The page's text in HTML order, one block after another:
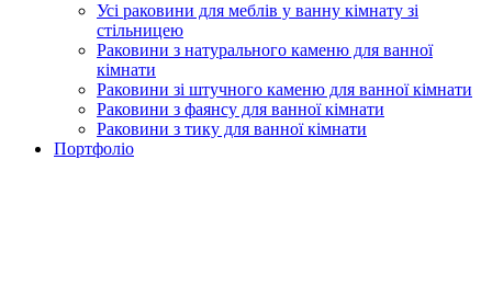
Усі раковини для меблів у ванну кімнату зі
стільницею
Раковини з натурального каменю для ванної
кімнати
Раковини зі штучного каменю для ванної кімнати
Раковини з фаянсу для ванної кімнати
Раковини з тику для ванної кімнати
Портфоліо